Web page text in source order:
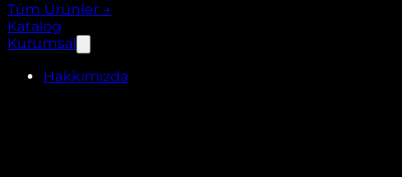
Tüm Ürünler →
Katalog
Kurumsal
Hakkımızda